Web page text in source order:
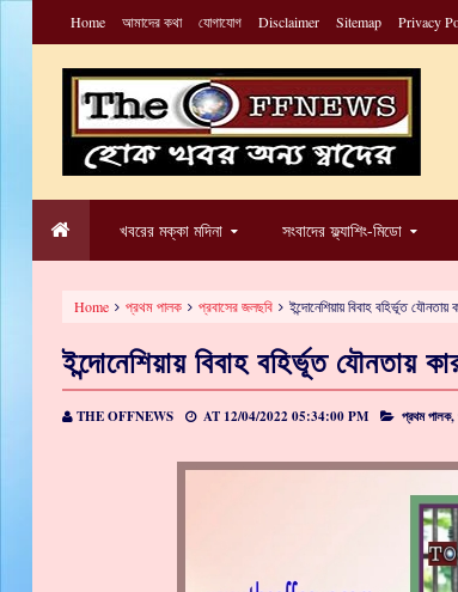
Home আমাদের কথা যোগাযোগ Disclaimer Sitemap Privacy
খবরের মক্কা মদিনা সংবাদের ফ্ল্যাশিং-মিডো
Home প্রথম পালক প্রবাসের জলছবি ইন্দোনেশিয়ায় বিবাহ বহির্ভূত যৌনতায়
ইন্দোনেশিয়ায় বিবাহ বহির্ভূত যৌনতায়
THE OFFNEWS AT 12/04/2022 05:34:00 PM প্রথম পালক,